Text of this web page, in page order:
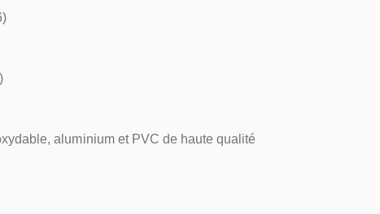
aluminium et PVC de haute qualité